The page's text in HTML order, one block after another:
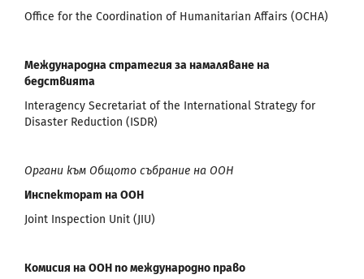
Office for the Coordination of Humanitarian Affairs (OCHA)
Международна стратегия за намаляване на
бедствията
Interagency Secretariat of the International Strategy for
Disaster Reduction (ISDR)
Органи към Общото събрание на ООН
Инспекторат на ООН
Joint Inspection Unit (JIU)
Комисия на ООН по международно право